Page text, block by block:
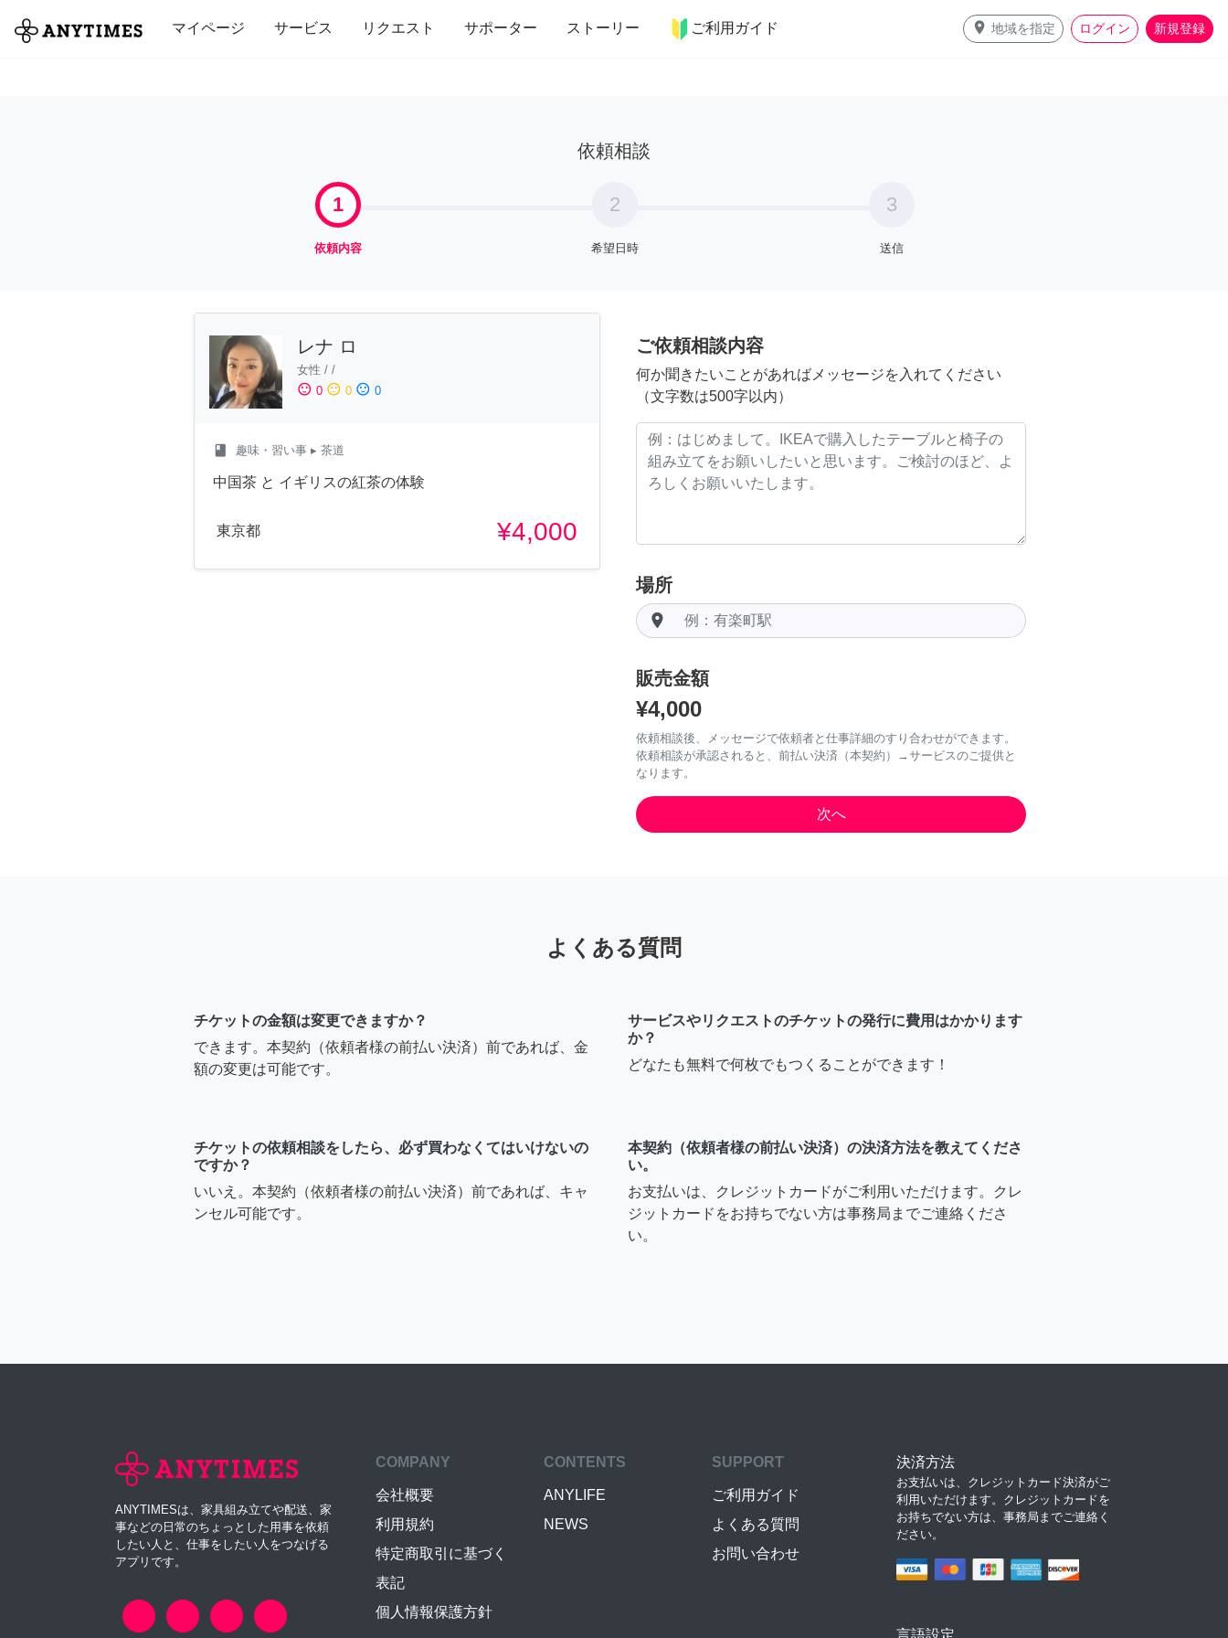
マイページ サービス リクエスト サポーター ストーリー ご利用ガイド place 地域を指定 ログイン 新規登録
全て 修理・組立 家事 引っ越し インテリア 趣味・習い事 ペット 料理
依頼相談
1
依頼内容
2
希望日時
3
送信
レナ ロ
女性 / /
sentiment_satisfied 0 sentiment_neutral 0 sentiment_dissatisfied 0
class 趣味・習い事 ▸ 茶道
中国茶 と イギリスの紅茶の体験
東京都 ¥4,000
ご依頼相談内容
何か聞きたいことがあればメッセージを入れてください
（文字数は500字以内）
場所
room
販売金額
¥4,000
依頼相談後、メッセージで依頼者と仕事詳細のすり合わせができます。
依頼相談が承認されると、前払い決済（本契約）→サービスのご提供と
なります。
よくある質問
チケットの金額は変更できますか？
できます。本契約（依頼者様の前払い決済）前であれば、金
額の変更は可能です。
サービスやリクエストのチケットの発行に費用はかかります
か？
どなたも無料で何枚でもつくることができます！
チケットの依頼相談をしたら、必ず買わなくてはいけないの
ですか？
いいえ。本契約（依頼者様の前払い決済）前であれば、キャ
ンセル可能です。
本契約（依頼者様の前払い決済）の決済方法を教えてくださ
い。
お支払いは、クレジットカードがご利用いただけます。クレ
ジットカードをお持ちでない方は事務局までご連絡くださ
い。
ANYTIMESは、家具組み立てや配送、家
事などの日常のちょっとした用事を依頼
したい人と、仕事をしたい人をつなげる
アプリです。
COMPANY
会社概要
利用規約
特定商取引に基づく
表記
個人情報保護方針
CONTENTS
ANYLIFE
NEWS
SUPPORT
ご利用ガイド
よくある質問
お問い合わせ
決済方法
お支払いは、クレジットカード決済がご
利用いただけます。クレジットカードを
お持ちでない方は、事務局までご連絡く
ださい。
言語設定